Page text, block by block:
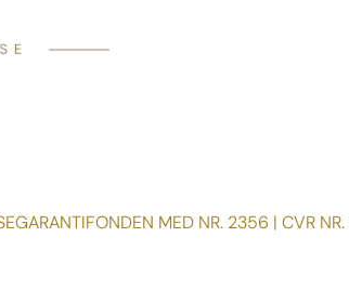
MED NR. 2356 | CVR